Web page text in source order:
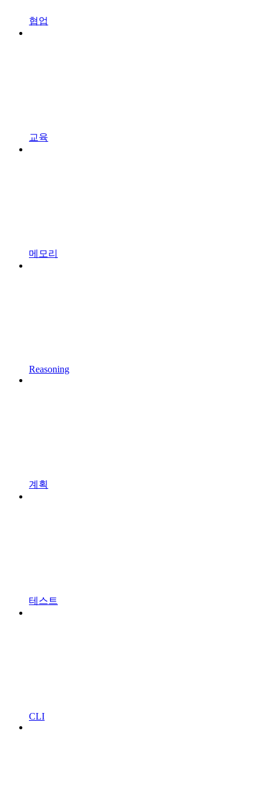
협업
교육
메모리
Reasoning
계획
테스트
CLI